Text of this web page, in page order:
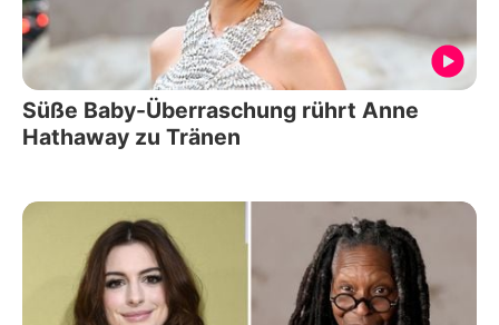
Süße Baby-Überraschung rührt Anne
Hathaway zu Tränen